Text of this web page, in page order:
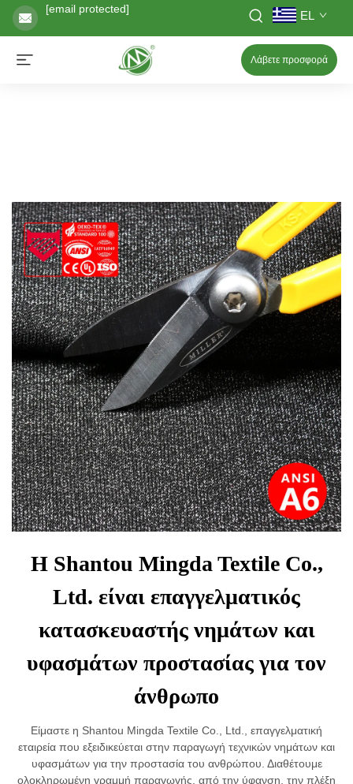
[email protected] EL
Λάβετε προσφορά
Η Shantou Mingda Textile Co.,
Ltd. είναι επαγγελματικός
κατασκευαστής νημάτων και
υφασμάτων προστασίας για τον
άνθρωπο
Είμαστε η Shantou Mingda Textile Co., Ltd., επαγγελματική
εταιρεία που εξειδικεύεται στην παραγωγή τεχνικών νημάτων και
υφασμάτων για την προστασία του ανθρώπου. Διαθέτουμε
ολοκληρωμένη γραμμή παραγωγής, από την ύφανση, την πλέξη